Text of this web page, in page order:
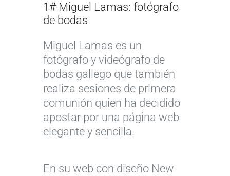
1# Miguel Lamas: fotógrafo
de bodas
Miguel Lamas es un
fotógrafo y videógrafo de
bodas gallego que también
realiza sesiones de primera
comunión quien ha decidido
apostar por una página web
elegante y sencilla.
En su web con diseño New